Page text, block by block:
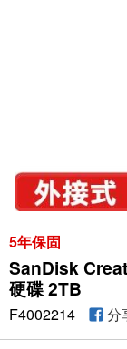
5年保固
SanDisk
硬碟 2TB
F4002214 分